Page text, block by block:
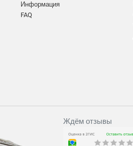
Информация
FAQ
Ждём отзывы